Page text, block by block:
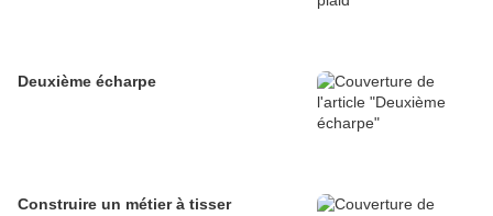
Deuxième écharpe
Construire un métier à tisser